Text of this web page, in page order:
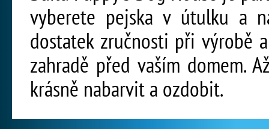
vyberete pejska v útulku a
dostatek zručnosti při výrobě
zahradě před vaším domem.
krásně nabarvit a ozdobit.